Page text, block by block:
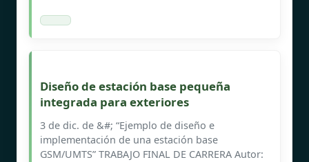
Diseño de estación base pequeña
integrada para exteriores
3 de dic. de &#; “Ejemplo de diseño e
implementación de una estación base
GSM/UMTS” TRABAJO FINAL DE CARRERA Autor: